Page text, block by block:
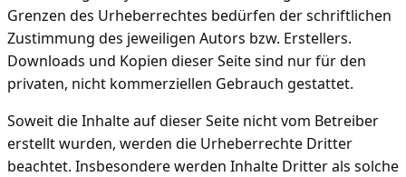
Grenzen des Urheberrechtes bedürfen der schriftlichen
Zustimmung des jeweiligen Autors bzw. Erstellers.
Downloads und Kopien dieser Seite sind nur für den
privaten, nicht kommerziellen Gebrauch gestattet.
Soweit die Inhalte auf dieser Seite nicht vom Betreiber
erstellt wurden, werden die Urheberrechte Dritter
beachtet. Insbesondere werden Inhalte Dritter als solche